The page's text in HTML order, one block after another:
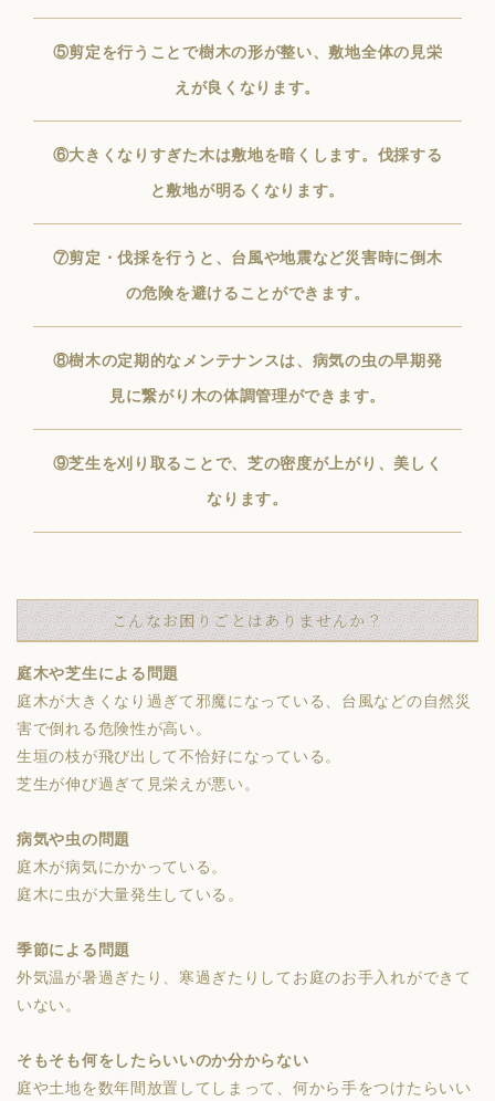
⑤剪定を行うことで樹木の形が整い、敷地全体の見栄
えが良くなります。
⑥大きくなりすぎた木は敷地を暗くします。伐採する
と敷地が明るくなります。
⑦剪定・伐採を行うと、台風や地震など災害時に倒木
の危険を避けることができます。
⑧樹木の定期的なメンテナンスは、病気の虫の早期発
見に繋がり木の体調管理ができます。
⑨芝生を刈り取ることで、芝の密度が上がり、美しく
なります。
こんなお困りごとはありませんか？
庭木や芝生による問題
庭木が大きくなり過ぎて邪魔になっている、台風などの自然災
害で倒れる危険性が高い。
生垣の枝が飛び出して不恰好になっている。
芝生が伸び過ぎて見栄えが悪い。
病気や虫の問題
庭木が病気にかかっている。
庭木に虫が大量発生している。
季節による問題
外気温が暑過ぎたり、寒過ぎたりしてお庭のお手入れができて
いない。
そもそも何をしたらいいのか分からない
庭や土地を数年間放置してしまって、何から手をつけたらいい